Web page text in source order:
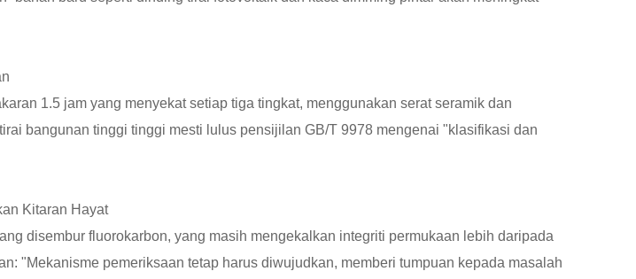
1.5 jam yang menyekat setiap tiga tingkat, menggunakan serat seramik dan
bangunan tinggi tinggi mesti lulus pensijilan GB/T 9978 mengenai "klasifikasi dan
Kitaran Hayat
disembur fluorokarbon, yang masih mengekalkan integriti permukaan lebih daripada
"Mekanisme pemeriksaan tetap harus diwujudkan, memberi tumpuan kepada masalah